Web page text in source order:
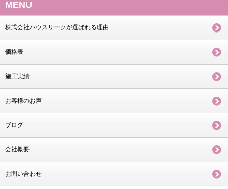
MENU
株式会社ハウスリークが選ばれる理由
価格表
施工実績
お客様のお声
ブログ
会社概要
お問い合わせ